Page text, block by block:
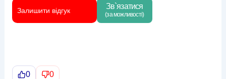
Залишити відгук Зв`язатися
(за можливості)
0 0